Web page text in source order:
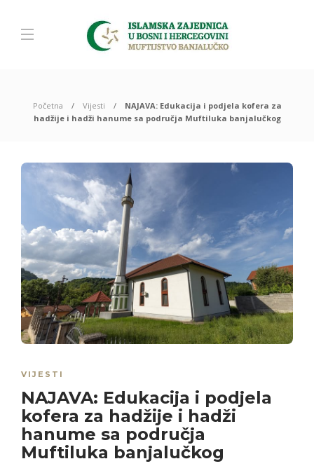
Početna Vijesti
NAJAVA: Edukacija i podjela kofera za
hadžije i hadži hanume sa područja Muftiluka banjalučkog
VIJESTI
NAJAVA: Edukacija i podjela
kofera za hadžije i hadži
hanume sa područja
Muftiluka banjalučkog